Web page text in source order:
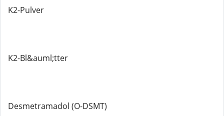
K2-Pulver
K2-Bl&auml;tter
Desmetramadol (O-DSMT)